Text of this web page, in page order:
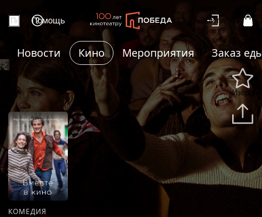
Помощь Войти
Новости Кино Мероприятия Заказ
+2
КОМЕДИЯ